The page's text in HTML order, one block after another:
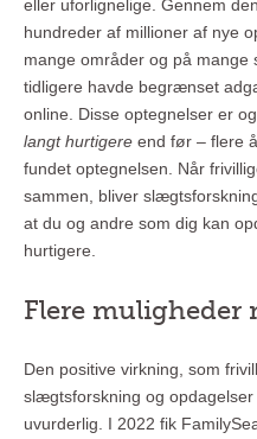
eller uforlignelige. Gennem
hundreder af millioner af nye
mange områder og på
tidligere havde begrænset
online. Disse optegnelser er
langt hurtigere end før – flere
fundet optegnelsen. Når
sammen, bliver
at du og andre som dig kan
hurtigere.
Flere muligheder
Den positive virkning, som
slægtsforskning og
uvurderlig. I 2022 fik